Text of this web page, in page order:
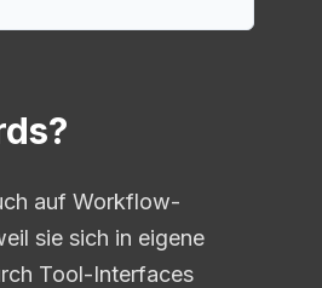
auf Workflow-
sie sich in eigene
Tool-Interfaces